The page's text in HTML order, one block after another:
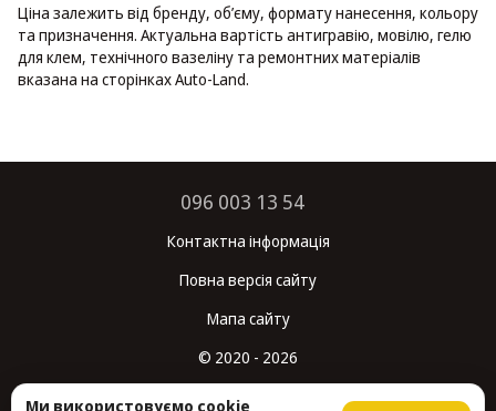
Ціна залежить від бренду, об’єму, формату нанесення, кольору
та призначення. Актуальна вартість антигравію, мовілю, гелю
для клем, технічного вазеліну та ремонтних матеріалів
вказана на сторінках Auto-Land.
096 003 13 54
Контактна інформація
Повна версія сайту
Мапа сайту
© 2020 - 2026
Ми використовуємо cookie